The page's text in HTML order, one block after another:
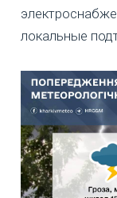
локальные